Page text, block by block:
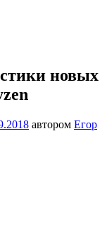
новых
автором Егор